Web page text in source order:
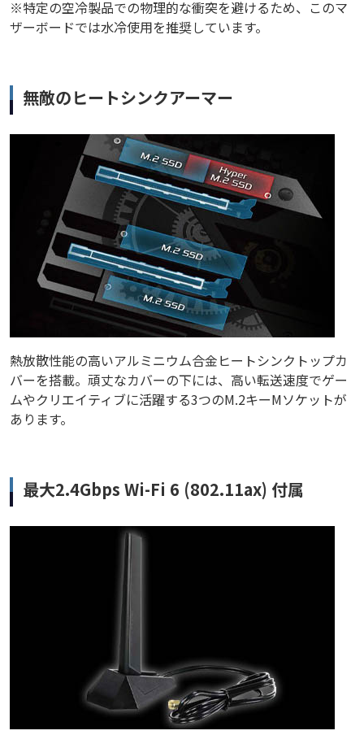
※特定の空冷製品での物理的な衝突を避けるため、このマ
ザーボードでは水冷使用を推奨しています。
無敵のヒートシンクアーマー
熱放散性能の高いアルミニウム合金ヒートシンクトップカ
バーを搭載。頑丈なカバーの下には、高い転送速度でゲー
ムやクリエイティブに活躍する3つのM.2キーMソケットが
あります。
最大2.4Gbps Wi-Fi 6 (802.11ax) 付属